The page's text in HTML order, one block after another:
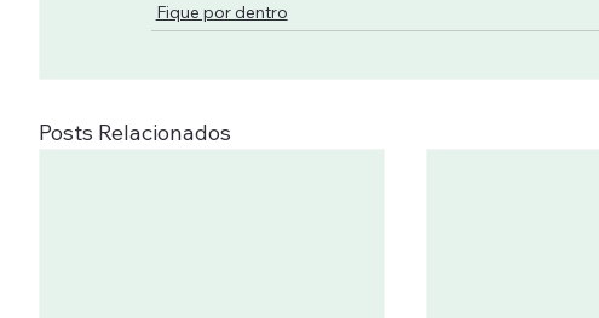
Fique por dentro
Posts Relacionados